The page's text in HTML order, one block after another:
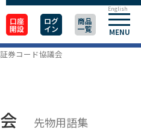
口座
開設
ログ
イン
商品
一覧 MENU
English
証券コード協議会
先物用語集